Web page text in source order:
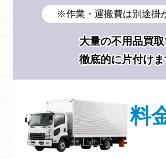
※作業・運搬費は別途掛
大量の不用品買
徹底的に片付けま
料